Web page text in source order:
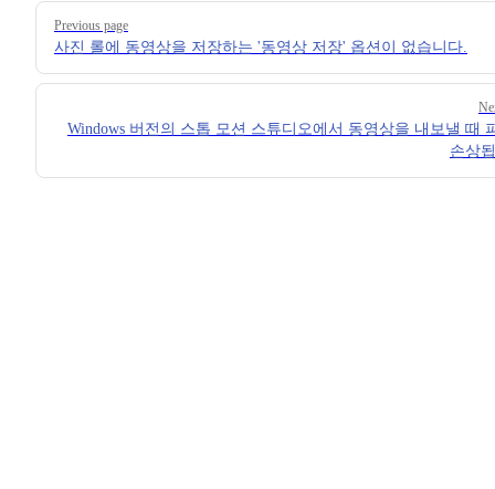
Pager
Previous page
사진 롤에 동영상을 저장하는 '동영상 저장' 옵션이 없습니다.
Windows 버전의 스톱 모션 스튜디오에서 동영상을 내보낼 때
손상